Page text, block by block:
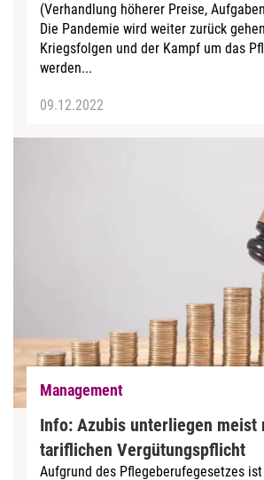
(Verhandlung höherer Preise,
Die Pandemie wird weiter zurück
Kriegsfolgen und der Kampf um das
werden...
09.12.2022
Management
Info: Azubis unterliegen meist
tariflichen Vergütungspflicht
Aufgrund des Pflegeberufegesetzes